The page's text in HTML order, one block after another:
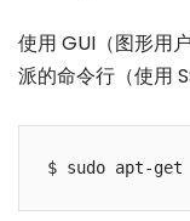
使用 GUI（图形用
派的命令行（使用